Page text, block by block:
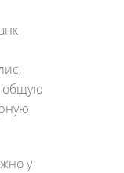
общую
у